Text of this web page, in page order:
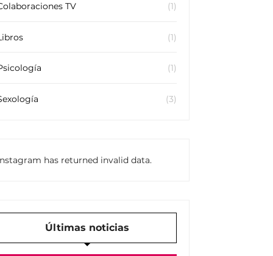
TV (1)
(1)
(1)
(3)
has returned invalid data.
Últimas noticias